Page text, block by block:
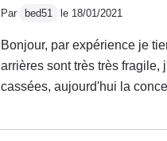
commentaire, j'ai eu une
Par bed51 le 18/01/2021
Bonjour, par expérience je
arrières sont très très
cassées, aujourd'hui la
plus, Débrouillez